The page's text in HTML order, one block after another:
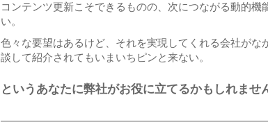
コンテンツ更新こそできるものの、次につながる動的
い。
色々な要望はあるけど、それを実現してくれる会社が
談して紹介されてもいまいちピンと来ない。
というあなたに弊社がお役に立てるかもしれませ